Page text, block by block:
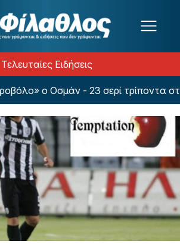
Τελευταίες Ειδήσεις
ο Οσμάν - 23 σερί τρίποντα στην